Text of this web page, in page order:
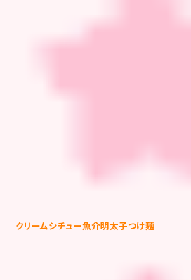
クリームシチュー魚介明太子つけ麺